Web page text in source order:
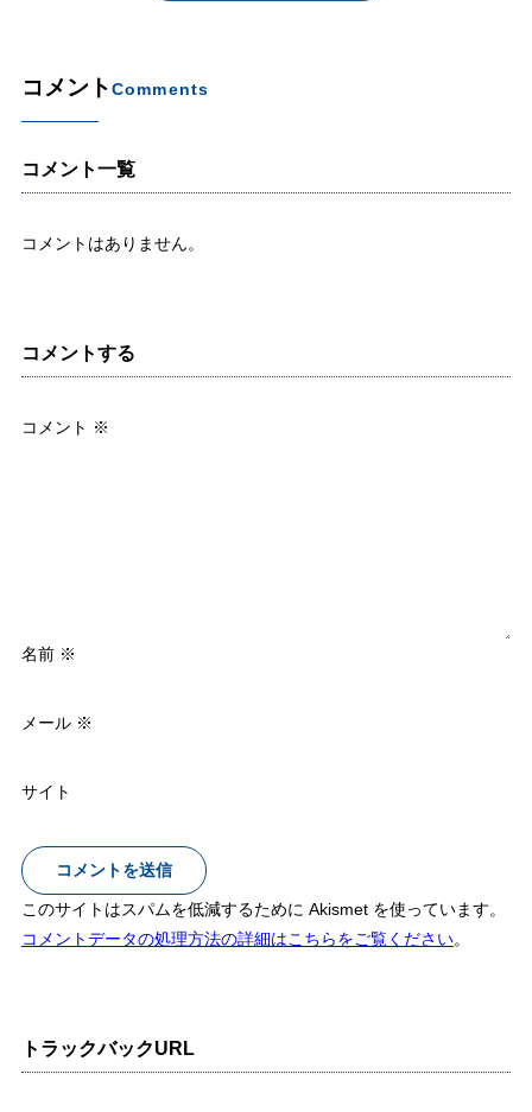
コメントComments
コメント一覧
コメントはありません。
コメントする
コメント ※
名前 ※
メール ※
サイト
このサイトはスパムを低減するために Akismet を使っています。
コメントデータの処理方法の詳細はこちらをご覧ください。
トラックバックURL